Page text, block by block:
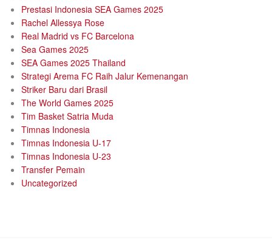
Prestasi Indonesia SEA Games 2025
Rachel Allessya Rose
Real Madrid vs FC Barcelona
Sea Games 2025
SEA Games 2025 Thailand
Strategi Arema FC Raih Jalur Kemenangan
Striker Baru dari Brasil
The World Games 2025
Tim Basket Satria Muda
Timnas Indonesia
Timnas Indonesia U-17
Timnas Indonesia U‑23
Transfer Pemain
Uncategorized